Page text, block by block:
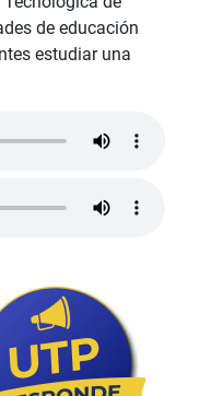
de educación
estudiar una